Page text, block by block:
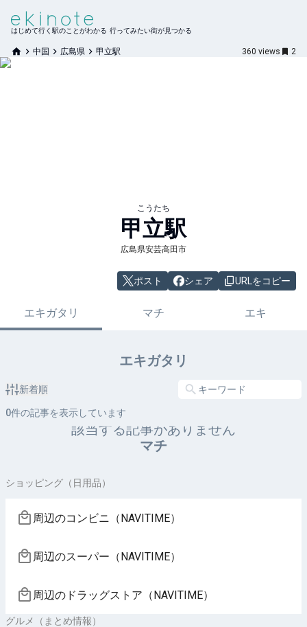
はじめて行く駅のことがわかる 行ってみたい街が見つかる
中国 広島県 甲立駅 360 views 2
こうたち
甲立駅
広島県安芸高田市
ポスト シェア URLをコピー
エキガタリ マチ エキ
エキガタリ
新着順
0件の記事を表示しています
該当する記事がありません
マチ
ショッピング（日用品）
周辺のコンビニ（NAVITIME）
周辺のスーパー（NAVITIME）
周辺のドラッグストア（NAVITIME）
グルメ（まとめ情報）